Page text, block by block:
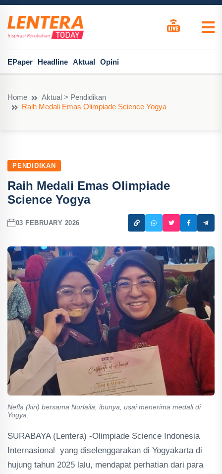
EPaper Headline Aktual Opini
Home
Aktual > Pendidikan
Raih Medali Emas Olimpiade Science Yogya
PENDIDIKAN
Raih Medali Emas Olimpiade
Science Yogya
03 FEBRUARY 2026
Nefla (kiri) bersama Nurlaila, ibunya, usai menerima medali di
Yogya.
SURABAYA (Lentera) -Olimpiade Science Indonesia
Internasional yang diselenggarakan di Yogyakarta di
hujung tahun 2025 lalu, mendapat perhatian dari para